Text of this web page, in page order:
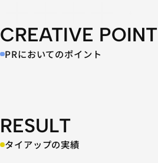
CREATIVE POINT
PRにおいてのポイント
RESULT
タイアップの実績